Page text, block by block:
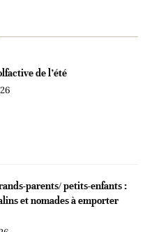
de l’été
parents/ petits-enfants :
et nomades à emporter